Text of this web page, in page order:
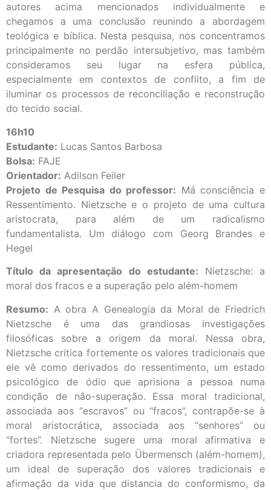
autores acima mencionados individualmente e
chegamos a uma conclusão reunindo a abordagem
teológica e bíblica. Nesta pesquisa, nos concentramos
principalmente no perdão intersubjetivo, mas também
consideramos seu lugar na esfera pública,
especialmente em contextos de conflito, a fim de
iluminar os processos de reconciliação e reconstrução
do tecido social.
16h10
Estudante: Lucas Santos Barbosa
Bolsa: FAJE
Orientador: Adilson Feiler
Projeto de Pesquisa do professor: Má consciência e
Ressentimento. Nietzsche e o projeto de uma cultura
aristocrata, para além de um radicalismo
fundamentalista. Um diálogo com Georg Brandes e
Hegel
Título da apresentação do estudante: Nietzsche: a
moral dos fracos e a superação pelo além-homem
Resumo: A obra A Genealogia da Moral de Friedrich
Nietzsche é uma das grandiosas investigações
filosóficas sobre a origem da moral. Nessa obra,
Nietzsche critica fortemente os valores tradicionais que
ele vê como derivados do ressentimento, um estado
psicológico de ódio que aprisiona a pessoa numa
condição de não-superação. Essa moral tradicional,
associada aos “escravos” ou “fracos”, contrapõe-se à
moral aristocrática, associada aos “senhores” ou
“fortes”. Nietzsche sugere uma moral afirmativa e
criadora representada pelo Übermensch (além-homem),
um ideal de superação dos valores tradicionais e
afirmação da vida que distancia do conformismo, da